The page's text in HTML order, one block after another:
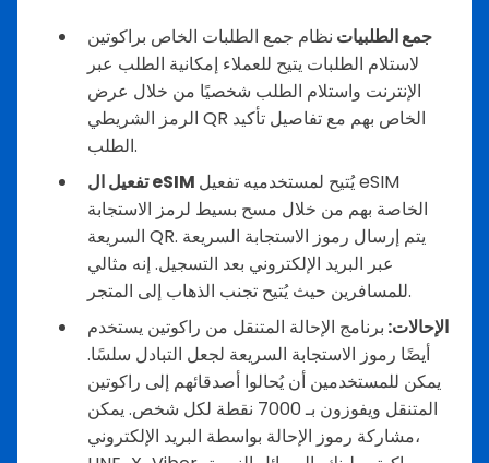
جمع الطلبيات نظام جمع الطلبات الخاص براكوتين
لاستلام الطلبات يتيح للعملاء إمكانية الطلب عبر
الإنترنت واستلام الطلب شخصيًا من خلال عرض
الرمز الشريطي QR الخاص بهم مع تفاصيل تأكيد
الطلب.
تفعيل ال eSIM يُتيح لمستخدميه تفعيل eSIM
الخاصة بهم من خلال مسح بسيط لرمز الاستجابة
السريعة QR. يتم إرسال رموز الاستجابة السريعة
عبر البريد الإلكتروني بعد التسجيل. إنه مثالي
للمسافرين حيث يُتيح تجنب الذهاب إلى المتجر.
الإحالات: برنامج الإحالة المتنقل من راكوتين يستخدم
أيضًا رموز الاستجابة السريعة لجعل التبادل سلسًا.
يمكن للمستخدمين أن يُحالوا أصدقائهم إلى راكوتين
المتنقل ويفوزون بـ 7000 نقطة لكل شخص. يمكن
مشاركة رموز الإحالة بواسطة البريد الإلكتروني،